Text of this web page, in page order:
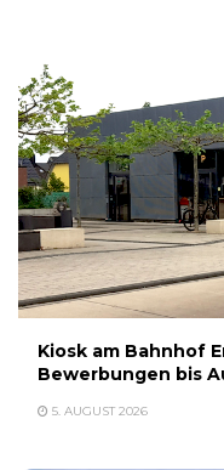
Kiosk am Bahnhof
Bewerbungen bis
5. AUGUST 2026